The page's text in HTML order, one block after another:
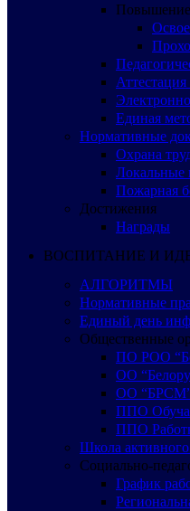
Повышение
Единая
Нормативные
Охрана
Локальные
Пожарная
Достижения
Награды
ВОСПИТАНИЕ И
АЛГОРИТМЫ
Нормативные
Единый день
Общественные
ПО РОО
ОО
ОО
ППО
ППО
Школа
Социально-
График